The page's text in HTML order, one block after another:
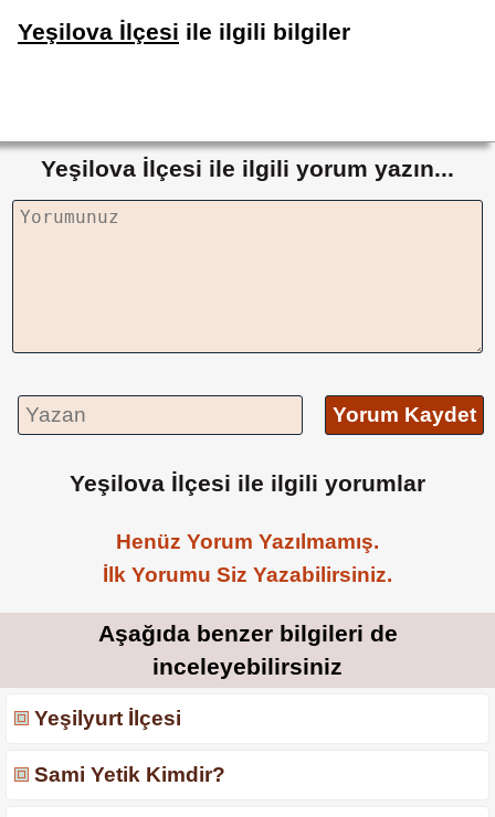
Yeşilova İlçesi ile ilgili bilgiler
Yeşilova İlçesi ile ilgili yorum yazın...
Yorum Kaydet
Yeşilova İlçesi ile ilgili yorumlar
Henüz Yorum Yazılmamış.
İlk Yorumu Siz Yazabilirsiniz.
Aşağıda benzer bilgileri de
inceleyebilirsiniz
Yeşilyurt İlçesi
Sami Yetik Kimdir?